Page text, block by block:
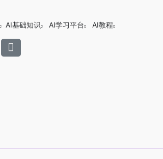
AI基础知识 AI学习平台 AI教程